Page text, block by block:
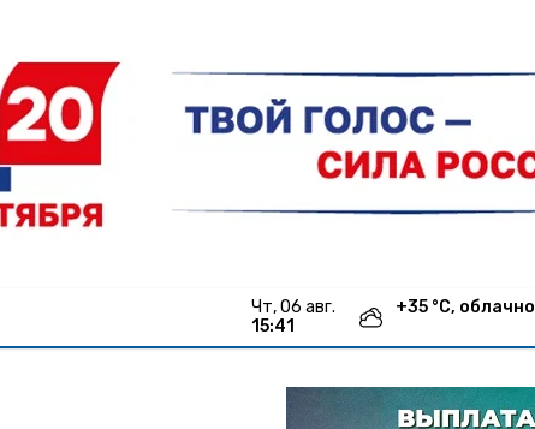
чт, 06 авг.
15:41
+35 °С, облачно